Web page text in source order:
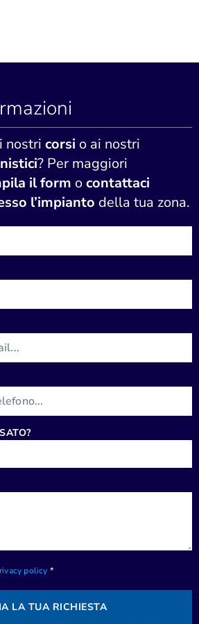
nostri corsi o ai nostri
? Per maggiori
il form ocontattaci
l’impianto della tua zona.
policy *
LA TUA RICHIESTA